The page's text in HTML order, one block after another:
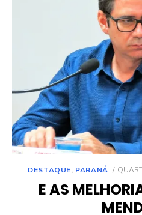
DESTAQUE, PARANÁ
E AS